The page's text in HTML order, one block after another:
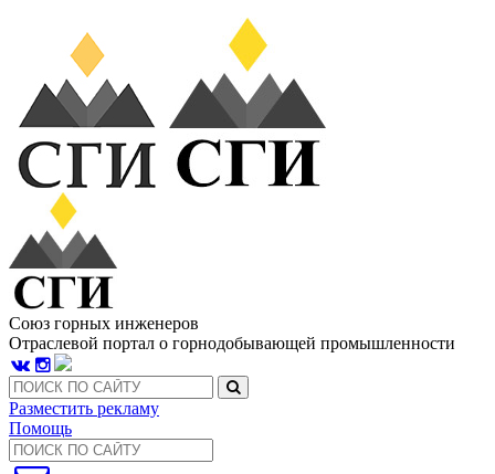
Союз горных инженеров
Отраслевой портал о горнодобывающей промышленности
Разместить рекламу
Помощь